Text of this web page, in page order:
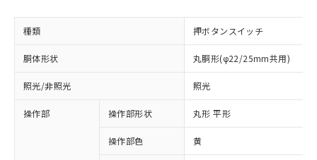
種類 押ボタンスイッチ
胴体形状 丸胴形(φ22/25mm共用)
照光/非照光 照光
操作部 操作部形状 丸形 平形
操作部色 黄